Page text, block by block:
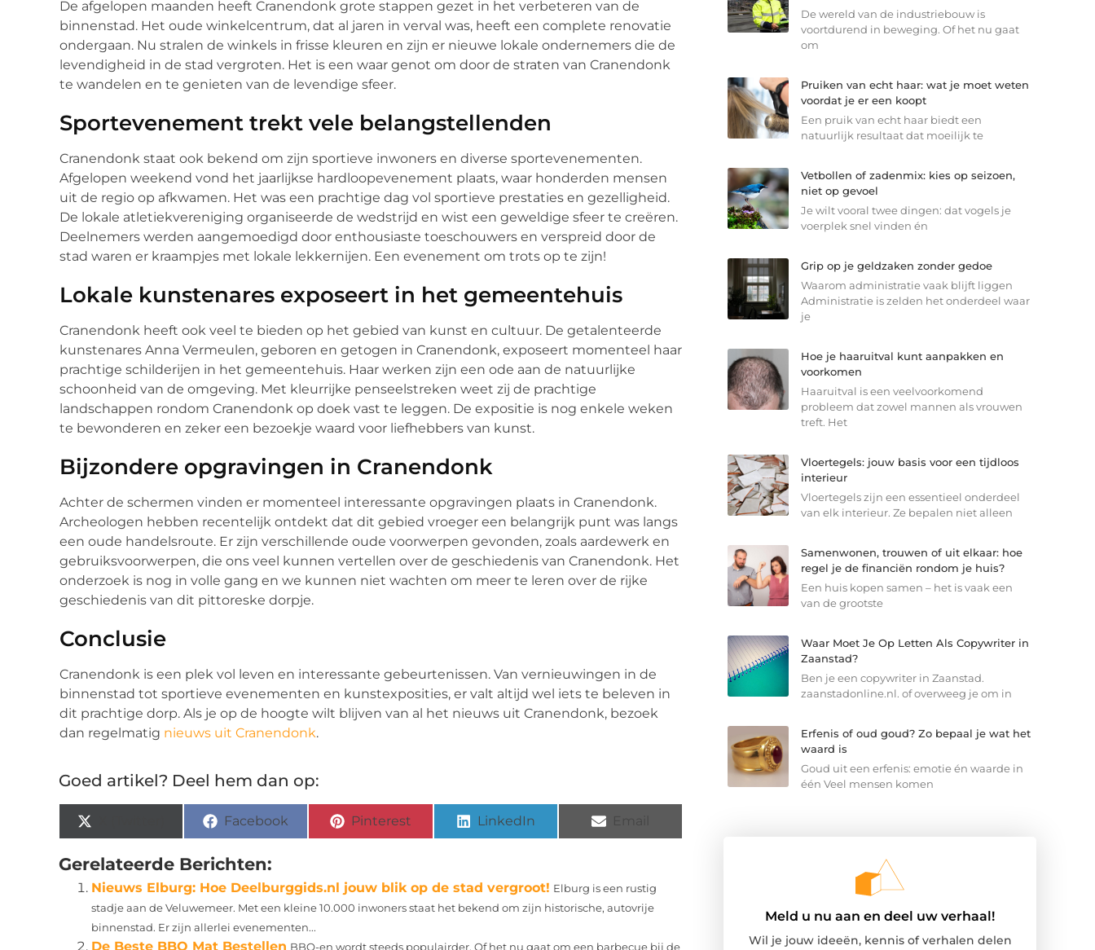
De afgelopen maanden heeft Cranendonk grote stappen gezet in het verbeteren van de
binnenstad. Het oude winkelcentrum, dat al jaren in verval was, heeft een complete renovatie
ondergaan. Nu stralen de winkels in frisse kleuren en zijn er nieuwe lokale ondernemers die de
levendigheid in de stad vergroten. Het is een waar genot om door de straten van Cranendonk
te wandelen en te genieten van de levendige sfeer.
Sportevenement trekt vele belangstellenden
Cranendonk staat ook bekend om zijn sportieve inwoners en diverse sportevenementen.
Afgelopen weekend vond het jaarlijkse hardloopevenement plaats, waar honderden mensen
uit de regio op afkwamen. Het was een prachtige dag vol sportieve prestaties en gezelligheid.
De lokale atletiekvereniging organiseerde de wedstrijd en wist een geweldige sfeer te creëren.
Deelnemers werden aangemoedigd door enthousiaste toeschouwers en verspreid door de
stad waren er kraampjes met lokale lekkernijen. Een evenement om trots op te zijn!
Lokale kunstenares exposeert in het gemeentehuis
Cranendonk heeft ook veel te bieden op het gebied van kunst en cultuur. De getalenteerde
kunstenares Anna Vermeulen, geboren en getogen in Cranendonk, exposeert momenteel haar
prachtige schilderijen in het gemeentehuis. Haar werken zijn een ode aan de natuurlijke
schoonheid van de omgeving. Met kleurrijke penseelstreken weet zij de prachtige
landschappen rondom Cranendonk op doek vast te leggen. De expositie is nog enkele weken
te bewonderen en zeker een bezoekje waard voor liefhebbers van kunst.
Bijzondere opgravingen in Cranendonk
Achter de schermen vinden er momenteel interessante opgravingen plaats in Cranendonk.
Archeologen hebben recentelijk ontdekt dat dit gebied vroeger een belangrijk punt was langs
een oude handelsroute. Er zijn verschillende oude voorwerpen gevonden, zoals aardewerk en
gebruiksvoorwerpen, die ons veel kunnen vertellen over de geschiedenis van Cranendonk. Het
onderzoek is nog in volle gang en we kunnen niet wachten om meer te leren over de rijke
geschiedenis van dit pittoreske dorpje.
Conclusie
Cranendonk is een plek vol leven en interessante gebeurtenissen. Van vernieuwingen in de
binnenstad tot sportieve evenementen en kunstexposities, er valt altijd wel iets te beleven in
dit prachtige dorp. Als je op de hoogte wilt blijven van al het nieuws uit Cranendonk, bezoek
dan regelmatig nieuws uit Cranendonk.
Goed artikel? Deel hem dan op:
Facebook Pinterest LinkedIn
Gerelateerde Berichten:
Nieuws Elburg: Hoe Deelburggids.nl jouw blik op de stad vergroot! Elburg is een rustig
stadje aan de Veluwemeer. Met een kleine 10.000 inwoners staat het bekend om zijn historische, autovrije
binnenstad. Er zijn allerlei evenementen...
De Beste BBQ Mat Bestellen BBQ-en wordt steeds populairder. Of het nu gaat om een barbecue bij de
De wereld van de industriebouw is
voortdurend in beweging. Of het nu gaat
om
Pruiken van echt haar: wat je moet weten
voordat je er een koopt
Een pruik van echt haar biedt een
natuurlijk resultaat dat moeilijk te
Vetbollen of zadenmix: kies op seizoen,
niet op gevoel
Je wilt vooral twee dingen: dat vogels je
voerplek snel vinden én
Grip op je geldzaken zonder gedoe
Waarom administratie vaak blijft liggen
Administratie is zelden het onderdeel waar
je
Hoe je haaruitval kunt aanpakken en
voorkomen
Haaruitval is een veelvoorkomend
probleem dat zowel mannen als vrouwen
treft. Het
Vloertegels: jouw basis voor een tijdloos
interieur
Vloertegels zijn een essentieel onderdeel
van elk interieur. Ze bepalen niet alleen
Samenwonen, trouwen of uit elkaar: hoe
regel je de financiën rondom je huis?
Een huis kopen samen – het is vaak een
van de grootste
Waar Moet Je Op Letten Als Copywriter in
Zaanstad?
Ben je een copywriter in Zaanstad.
zaanstadonline.nl. of overweeg je om in
Erfenis of oud goud? Zo bepaal je wat het
waard is
Goud uit een erfenis: emotie én waarde in
één Veel mensen komen
Meld u nu aan en deel uw verhaal!
Wil je jouw ideeën, kennis of verhalen delen